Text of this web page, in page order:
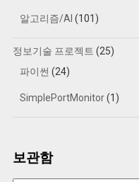
알고리즘/AI (101)
정보기술 프로젝트 (25)
파이썬 (24)
SimplePortMonitor(1)
보관함